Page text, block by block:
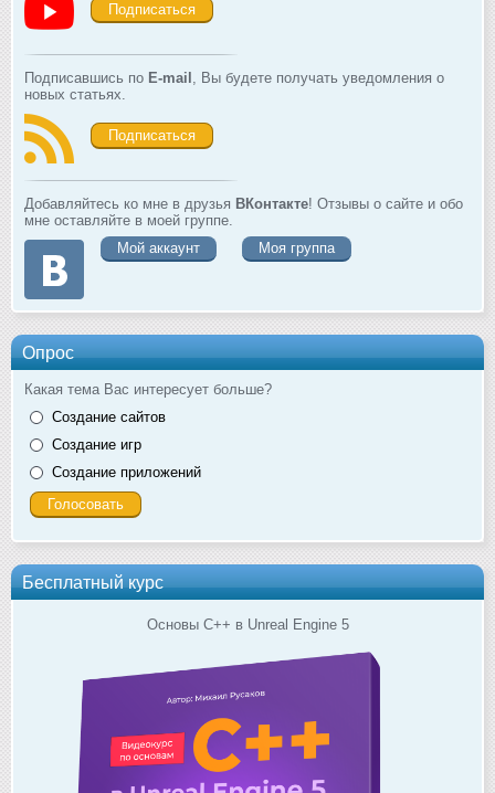
Подписаться
Подписавшись по E-mail , Вы будете получать уведомления о
новых статьях.
Подписаться
Добавляйтесь ко мне в друзья ВКонтакте! Отзывы о сайте и обо
мне оставляйте в моей группе.
Мой аккаунт
Моя группа
Опрос
Какая тема Вас интересует больше?
Создание сайтов
Создание игр
Создание приложений
Бесплатный курс
Основы C++ в Unreal Engine 5